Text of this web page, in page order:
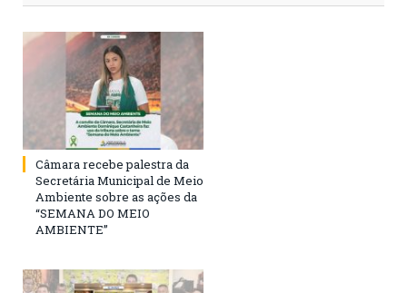
Câmara recebe palestra da
Secretária Municipal de Meio
Ambiente sobre as ações da
“SEMANA DO MEIO
AMBIENTE”